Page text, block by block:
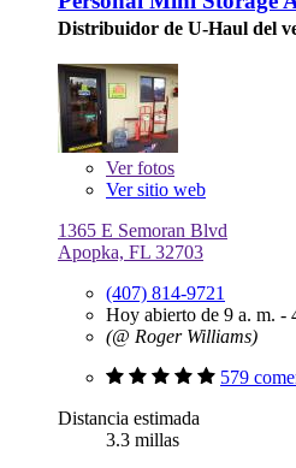
Distribuidor de U-Haul del
Verfotos
Ver sitio web
1365 E Semoran Blvd
Apopka, FL 32703
(407) 814-9721
Hoy abierto de 9 a. m. -
(@ Roger Williams)
579
Distancia estimada
3.3 millas